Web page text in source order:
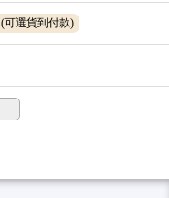
(可選貨到付款)